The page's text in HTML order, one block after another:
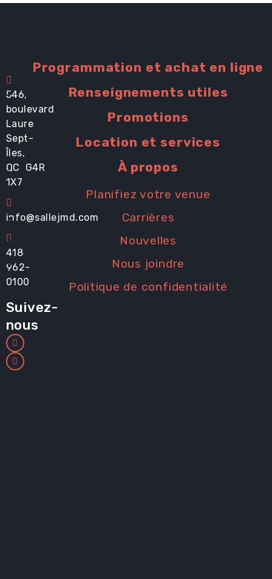
546,
boulevard
Laure
Sept-
Îles,
QC G4R
1X7
info@sallejmd.com
418
962-
0100
Suivez-
nous
Programmation et achat en ligne
Renseignements utiles
Promotions
Location et services
À propos
Planifiez votre venue
Carrières
Nouvelles
Nous joindre
Politique de confidentialité